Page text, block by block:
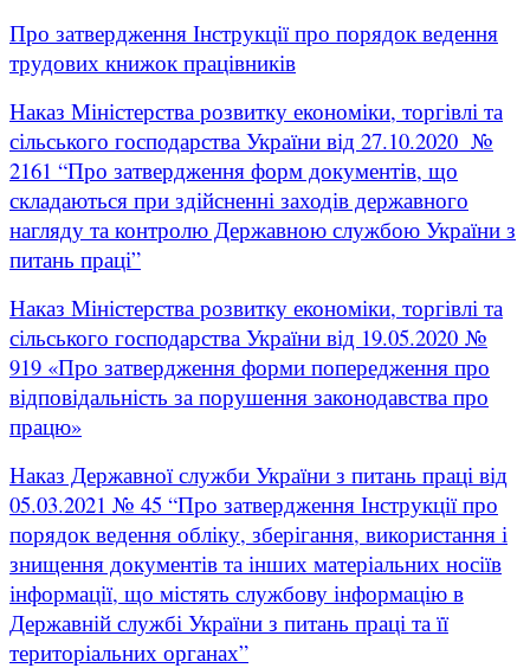
Про затвердження Інструкції про порядок ведення
трудових книжок працівників
Наказ Міністерства розвитку економіки, торгівлі та
сільського господарства України від 27.10.2020 №
2161 “Про затвердження форм документів, що
складаються при здійсненні заходів державного
нагляду та контролю Державною службою України з
питань праці”
Наказ Міністерства розвитку економіки, торгівлі та
сільського господарства України від 19.05.2020 №
919 «Про затвердження форми попередження про
відповідальність за порушення законодавства про
працю»
Наказ Державної служби України з питань праці від
05.03.2021 № 45 “Про затвердження Інструкції про
порядок ведення обліку, зберігання, використання і
знищення документів та інших матеріальних носіїв
інформації, що містять службову інформацію в
Державній службі України з питань праці та її
територіальних органах”